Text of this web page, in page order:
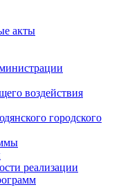
акты
воздействия
городского
реализации